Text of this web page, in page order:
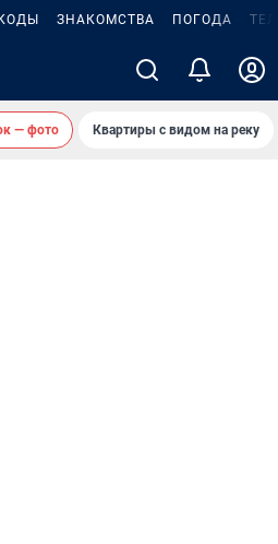
ЗНАКОМСТВА ПОГОДА
— фото Квартиры с видом на реку